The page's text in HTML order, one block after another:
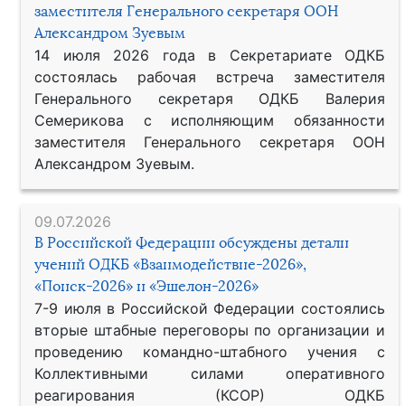
заместителя Генерального секретаря ООН
Александром Зуевым
14 июля 2026 года в Секретариате ОДКБ
состоялась рабочая встреча заместителя
Генерального секретаря ОДКБ Валерия
Семерикова с исполняющим обязанности
заместителя Генерального секретаря ООН
Александром Зуевым.
09.07.2026
В Российской Федерации обсуждены детали
учений ОДКБ «Взаимодействие-2026»,
«Поиск-2026» и «Эшелон-2026»
7-9 июля в Российской Федерации состоялись
вторые штабные переговоры по организации и
проведению командно-штабного учения с
Коллективными силами оперативного
реагирования (КСОР) ОДКБ